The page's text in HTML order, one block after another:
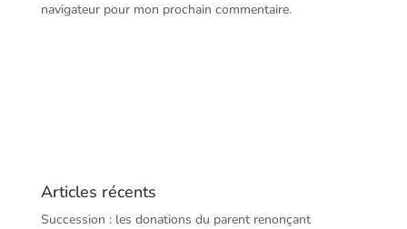
navigateur pour mon prochain commentaire.
Articles récents
Succession : les donations du parent renonçant